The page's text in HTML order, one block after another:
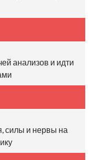
анализов и идти
силы и нервы на